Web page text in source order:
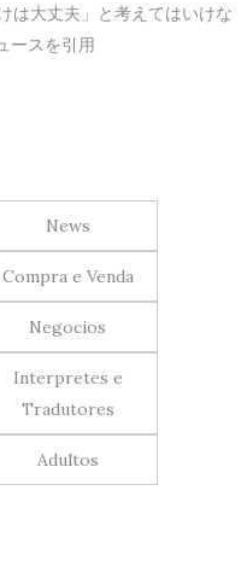
は大丈夫」と考えてはいけな
スを引用
News
Compra e Venda
Negocios
Interpretes e
Tradutores
Adultos